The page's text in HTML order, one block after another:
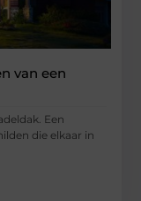
van een
Een
die elkaar in